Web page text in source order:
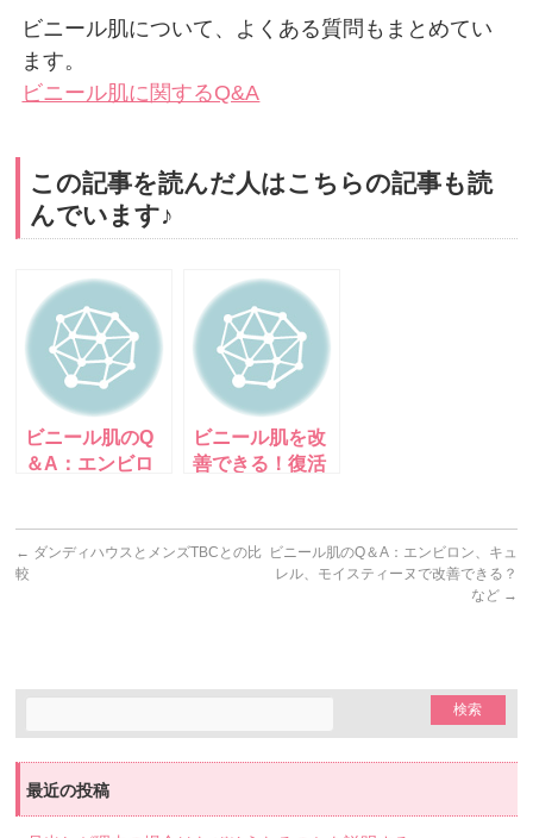
ビニール肌について、よくある質問もまとめてい
ます。
ビニール肌に関するQ&A
この記事を読んだ人はこちらの記事も読
んでいます♪
ビニール肌のQ
＆A：エンビロ
で改善できる？
など
ビニール肌を改
善できる！復活
← ダンディハウスとメンズTBCとの比
較
ビニール肌のQ＆A：エンビロン、キュ
レル、モイスティーヌで改善できる？
など →
最近の投稿